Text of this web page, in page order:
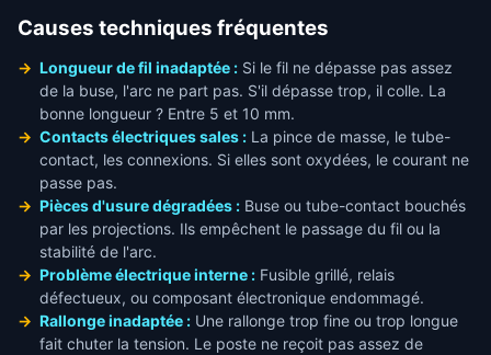
Causes techniques fréquentes
Longueur de fil inadaptée : Si le fil ne dépasse pas assez
de la buse, l'arc ne part pas. S'il dépasse trop, il colle. La
bonne longueur ? Entre 5 et 10 mm.
Contacts électriques sales : La pince de masse, le tube-
contact, les connexions. Si elles sont oxydées, le courant ne
passe pas.
Pièces d'usure dégradées : Buse ou tube-contact bouchés
par les projections. Ils empêchent le passage du fil ou la
stabilité de l'arc.
Problème électrique interne : Fusible grillé, relais
défectueux, ou composant électronique endommagé.
Rallonge inadaptée : Une rallonge trop fine ou trop longue
fait chuter la tension. Le poste ne reçoit pas assez de